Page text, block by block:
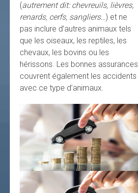
(autrement dit: chevreuils, lièvres,
renards, cerfs, sangliers…) et ne
pas inclure d’autres animaux tels
que les oiseaux, les reptiles, les
chevaux, les bovins ou les
hérissons. Les bonnes assurances
couvrent également les accidents
avec ce type d’animaux.